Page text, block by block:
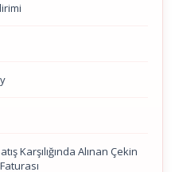
Karşılığında Alınan Çekin